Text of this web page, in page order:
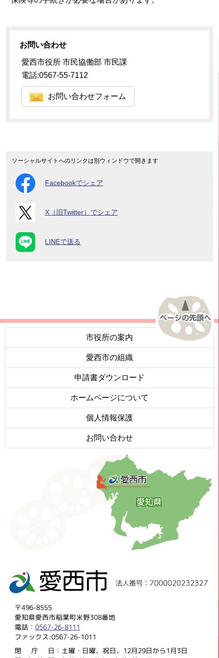
お問い合わせ
愛西市役所 市民協働部 市民課
電話:0567-55-7112
お問い合わせフォーム
ソーシャルサイトへのリンクは別ウィンドウで開きます
Facebookでシェア
X（旧Twitter）でシェア
LINEで送る
市役所の案内
愛西市の組織
申請書ダウンロード
ホームページについて
個人情報保護
お問い合わせ
〒496-8555
愛知県愛西市稲葉町米野308番地
電話：0567-26-8111
ファックス:0567-26-1011
閉庁 日：土曜・日曜、祝日、12月29日から1月3日